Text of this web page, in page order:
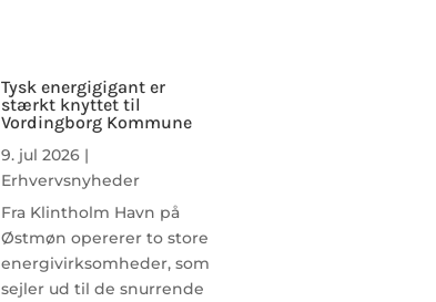
Tysk energigigant er
stærkt knyttet til
Vordingborg Kommune
9. jul 2026|
Erhvervsnyheder
Fra Klintholm Havn på
Østmøn opererer to store
energivirksomheder, som
sejler ud til de snurrende